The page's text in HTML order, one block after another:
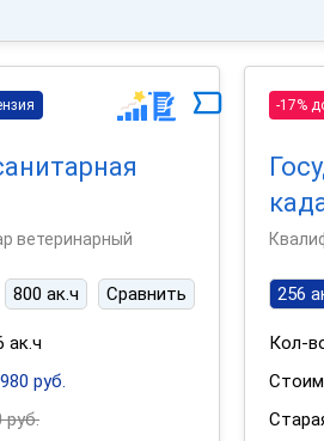
ветеринарный
800 ак.ч Сравнить
ак.ч
руб.
руб.
-17%
256
Кол-